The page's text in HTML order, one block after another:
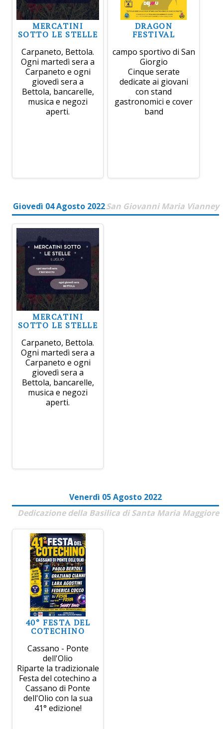
MERCATINI
SOTTO LE STELLE
Carpaneto, Bettola.
Ogni martedì sera a
Carpaneto e ogni
giovedì sera a
Bettola, bancarelle,
musica e negozi
aperti.
DRAGON
FESTIVAL
campo sportivo di San
Giorgio
Cinque serate
dedicate ai giovani
con stand
gastronomici e cover
band
Giovedì 04 Agosto 2022San Giovanni Maria Vianney
MERCATINI
SOTTO LE STELLE
Carpaneto, Bettola.
Ogni martedì sera a
Carpaneto e ogni
giovedì sera a
Bettola, bancarelle,
musica e negozi
aperti.
Venerdì 05 Agosto 2022
Dedicazione della Basilica di Santa Maria Maggiore
40° FESTA DEL
COTECHINO
Cassano - Ponte
dell'Olio
Riparte la tradizionale
Festa del cotechino a
Cassano di Ponte
dell'Olio con la sua
41° edizione!